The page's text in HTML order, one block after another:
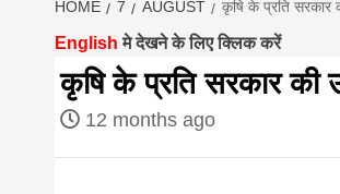
first
HOME 7 AUGUST कृषि के प्रति सरकार
English मे देखने के लिए क्लिक करें
कृषि के प्रति सरकार की
12 months ago